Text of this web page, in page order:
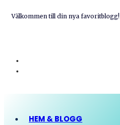
Välkommen till din nya favoritblogg!
HEM & BLOGG